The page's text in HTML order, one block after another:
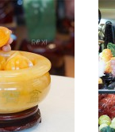
tụ, đưa vật
Nguồn dương
quý gia chủ nên
khí và dương khí